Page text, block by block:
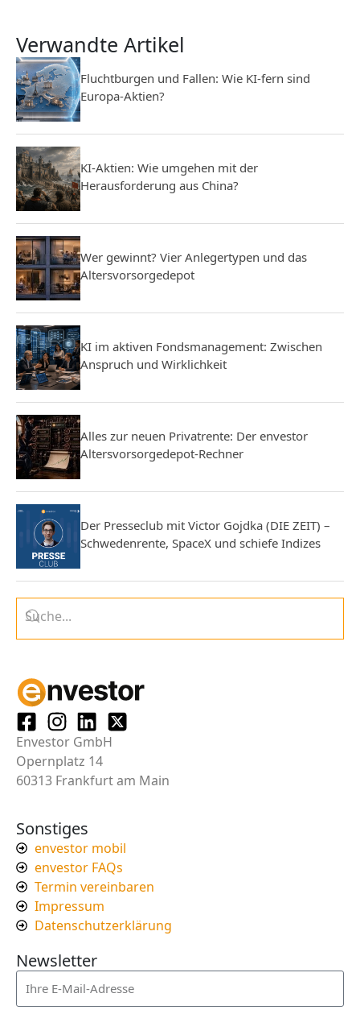
Verwandte Artikel
Fluchtburgen und Fallen: Wie KI-fern sind
Europa-Aktien?
KI-Aktien: Wie umgehen mit der
Herausforderung aus China?
Wer gewinnt? Vier Anlegertypen und das
Altersvorsorgedepot
KI im aktiven Fondsmanagement: Zwischen
Anspruch und Wirklichkeit
Alles zur neuen Privatrente: Der envestor
Altersvorsorgedepot-Rechner
Der Presseclub mit Victor Gojdka (DIE ZEIT) –
Schwedenrente, SpaceX und schiefe Indizes
Envestor GmbH
Opernplatz 14
60313 Frankfurt am Main
Sonstiges
envestor mobil
envestor FAQs
Termin vereinbaren
Impressum
Datenschutzerklärung
Newsletter